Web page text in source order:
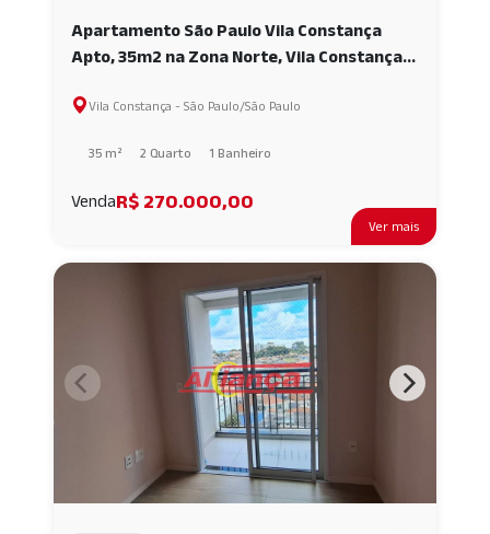
Ver mais
Apartamento São Paulo Vila Constança
Apto, 35m2 na Zona Norte, Vila Constança,
Vila Constança - São Paulo/São Paulo
35 m² 2 Quarto 1 Banheiro
VendaR$ 270.000,00